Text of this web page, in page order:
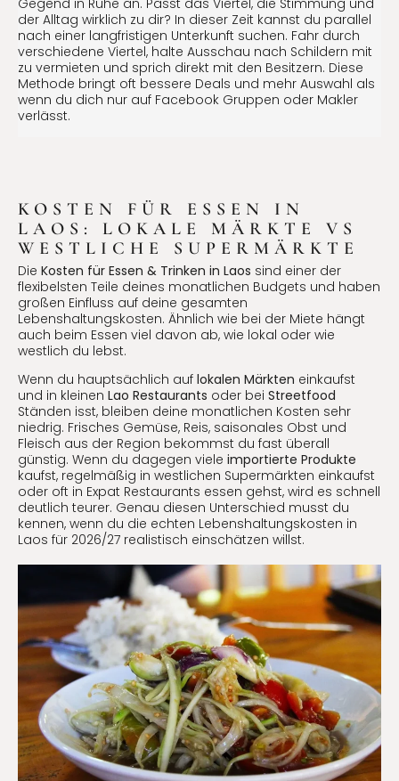
Gegend in Ruhe an. Passt das Viertel, die Stimmung und
der Alltag wirklich zu dir? In dieser Zeit kannst du parallel
nach einer langfristigen Unterkunft suchen. Fahr durch
verschiedene Viertel, halte Ausschau nach Schildern mit
zu vermieten und sprich direkt mit den Besitzern. Diese
Methode bringt oft bessere Deals und mehr Auswahl als
wenn du dich nur auf Facebook Gruppen oder Makler
verlässt.
KOSTEN FÜR ESSEN IN
LAOS: LOKALE MÄRKTE VS
WESTLICHE SUPERMÄRKTE
Die Kosten für Essen & Trinken in Laos sind einer der
flexibelsten Teile deines monatlichen Budgets und haben
großen Einfluss auf deine gesamten
Lebenshaltungskosten. Ähnlich wie bei der Miete hängt
auch beim Essen viel davon ab, wie lokal oder wie
westlich du lebst.
Wenn du hauptsächlich auf lokalen Märkten einkaufst
und in kleinen Lao Restaurants oder bei Streetfood
Ständen isst, bleiben deine monatlichen Kosten sehr
niedrig. Frisches Gemüse, Reis, saisonales Obst und
Fleisch aus der Region bekommst du fast überall
günstig. Wenn du dagegen viele importierte Produkte
kaufst, regelmäßig in westlichen Supermärkten einkaufst
oder oft in Expat Restaurants essen gehst, wird es schnell
deutlich teurer. Genau diesen Unterschied musst du
kennen, wenn du die echten Lebenshaltungskosten in
Laos für 2026/27 realistisch einschätzen willst.